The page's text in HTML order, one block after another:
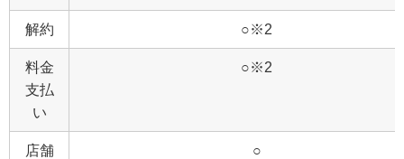
解約 ○※2
料金
支払
い
○※2
店舗
○